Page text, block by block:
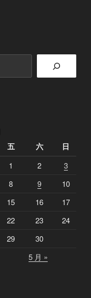
五 六 日
1 2
3
8 9
10
15 16
17
22 23
24
29
30
5 月 »